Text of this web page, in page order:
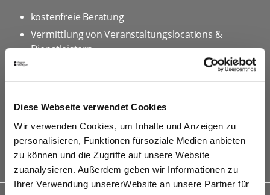
Diese Webseite verwendet Cookies
Wir verwenden Cookies, um Inhalte und Anzeigen zu
personalisieren, Funktionen fürsoziale Medien anbieten
zu können und die Zugriffe auf unsere Website
zuanalysieren. Außerdem geben wir Informationen zu
Ihrer Verwendung unsererWebsite an unsere Partner für
kostenfreie Beratung
Vermittlung von Veranstaltungslocations &
Dienstleistern
kostenfreies online Hotel-Buchungstool
Rahmenprogramme
Werbe- und Informationsmaterial
Kongressbewerbungen